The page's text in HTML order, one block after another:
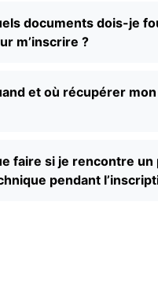
documents dois-je
m’inscrire ?
et où récupérer
faire si je rencontre un
pendant